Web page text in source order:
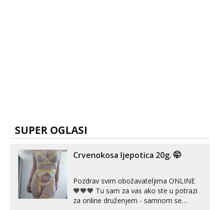
SUPER OGLASI
Crvenokosa ljepotica 20g. 🤭
Pozdrav svim obožavateljima ONLINE
🧡🧡🧡 Tu sam za vas ako ste u potrazi
za online druženjem - samnom se